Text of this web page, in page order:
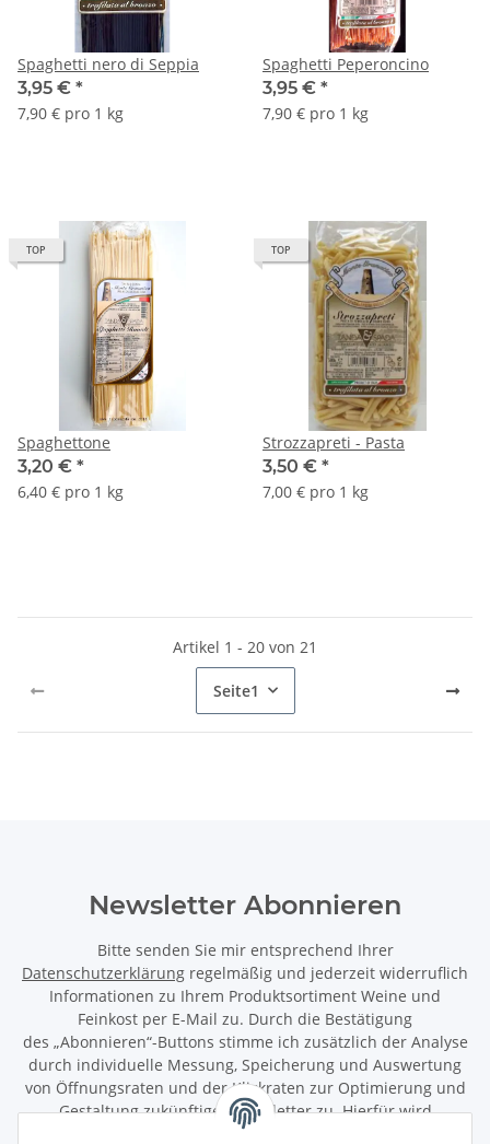
Spaghetti nero di Seppia
3,95 € *
7,90 € pro 1 kg
Spaghetti Peperoncino
3,95 € *
7,90 € pro 1 kg
TOP
Spaghettone
3,20 € *
6,40 € pro 1 kg
TOP
Strozzapreti - Pasta
3,50 € *
7,00 € pro 1 kg
Artikel 1 - 20 von 21
Seite1
Newsletter Abonnieren
Bitte senden Sie mir entsprechend Ihrer
Datenschutzerklärung regelmäßig und jederzeit widerruflich
Informationen zu Ihrem Produktsortiment Weine und
Feinkost per E-Mail zu. Durch die Bestätigung
des „Abonnieren“-Buttons stimme ich zusätzlich der Analyse
durch individuelle Messung, Speicherung und Auswertung
von Öffnungsraten und der Klickraten zur Optimierung und
Gestaltung zukünftiger Newsletter zu. Hierfür wird
das Nutzungsverhalten in pseudonymisierter Form